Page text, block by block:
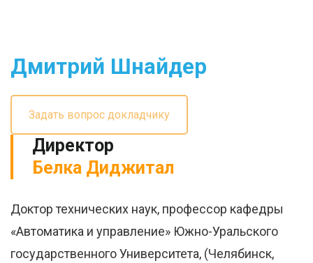
Дмитрий Шнайдер
Задать вопрос докладчику
Директор
Белка Диджитал
Доктор технических наук, профессор кафедры
«Автоматика и управление» Южно-Уральского
государственного Университета, (Челябинск,